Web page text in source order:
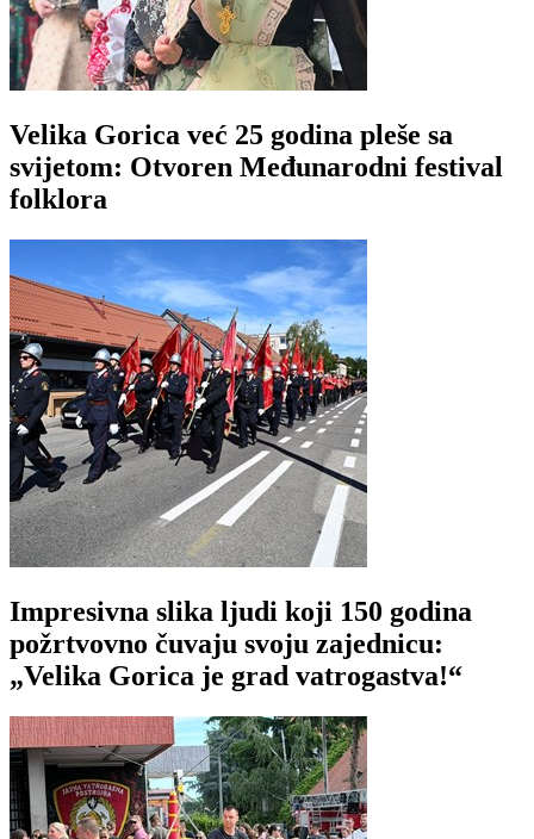
Velika Gorica već 25 godina pleše sa
svijetom: Otvoren Međunarodni festival
folklora
Impresivna slika ljudi koji 150 godina
požrtvovno čuvaju svoju zajednicu:
„Velika Gorica je grad vatrogastva!“